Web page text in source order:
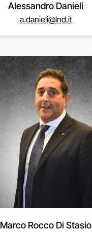
Alessandro Danieli
a.danieli@lnd.it
Marco Rocco Di Stasio